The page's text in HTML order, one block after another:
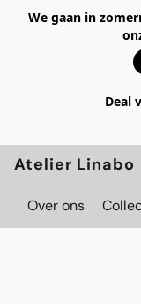
We gaan in
Deal
Atelier Linabo
Over ons